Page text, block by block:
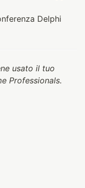
Delphi
usato il tuo
Professionals.